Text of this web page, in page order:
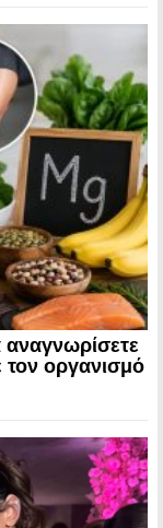
τον οργανισμό